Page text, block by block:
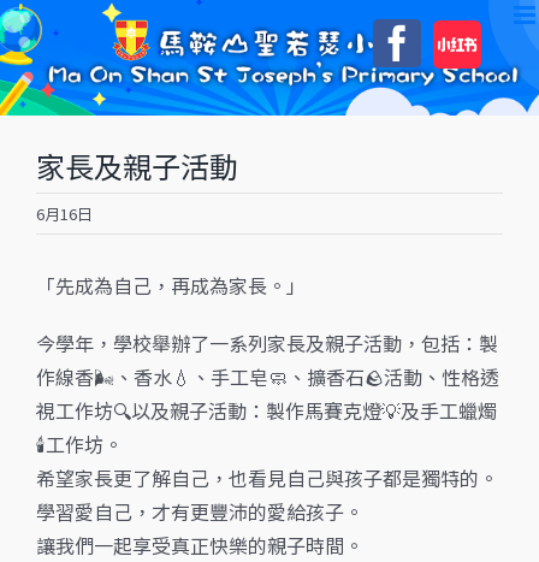
Skip
to
content
自
訂
家長及親子活動
6月16日
「先成為自己，再成為家長。」
今學年，學校舉辦了一系列家長及親子活動，包括：製
作線香🌬️、香水💧、手工皂🧼、擴香石🪨活動、性格透
視工作坊🔍以及親子活動：製作馬賽克燈💡及手工蠟燭
🕯️工作坊。
希望家長更了解自己，也看見自己與孩子都是獨特的。
學習愛自己，才有更豐沛的愛給孩子。
讓我們一起享受真正快樂的親子時間。